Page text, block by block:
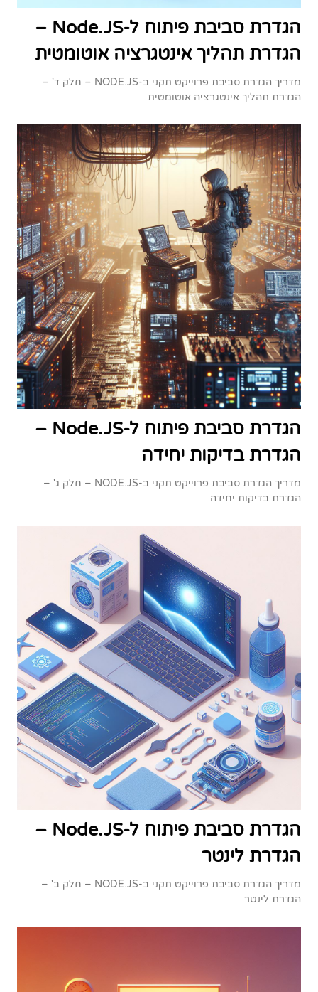
הגדרת סביבת פיתוח ל-Node.JS –
הגדרת תהליך אינטגרציה אוטומטית
מדריך הגדרת סביבת פרוייקט תקני ב-NODE.JS – חלק ד' –
הגדרת תהליך אינטגרציה אוטומטית
הגדרת סביבת פיתוח ל-Node.JS –
הגדרת בדיקות יחידה
מדריך הגדרת סביבת פרוייקט תקני ב-NODE.JS – חלק ג' –
הגדרת בדיקות יחידה
הגדרת סביבת פיתוח ל-Node.JS –
הגדרת לינטר
מדריך הגדרת סביבת פרוייקט תקני ב-NODE.JS – חלק ב' –
הגדרת לינטר